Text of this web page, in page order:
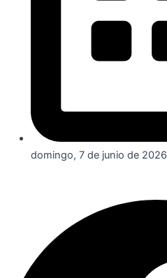
domingo, 7 de junio de 2026